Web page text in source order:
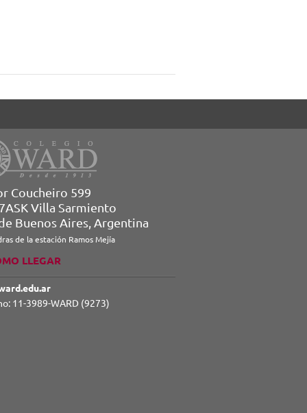
Coucheiro 599
Villa Sarmiento
Buenos Aires, Argentina
de la estación Ramos Mejía
LLEGAR
11-3989-WARD (9273)